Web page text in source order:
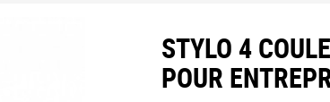
STYLO 4
POUR